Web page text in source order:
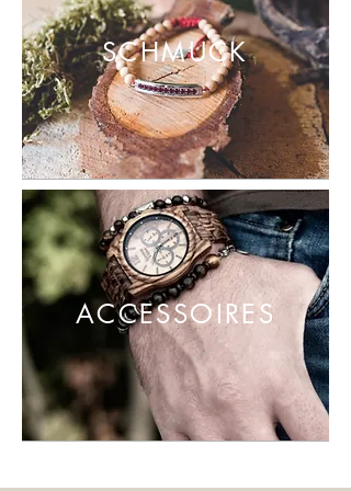
SCHMUCK
ACCESSOIRES